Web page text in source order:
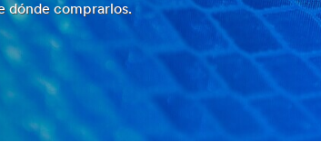
dónde comprarlos.